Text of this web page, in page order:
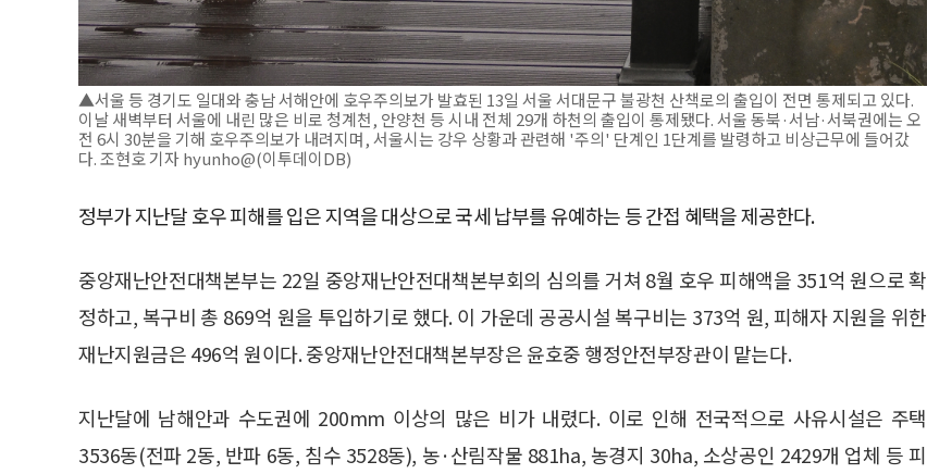
▲서울 등 경기도 일대와 충남 서해안에 호우주의보가 발효된 13일 서울 서대문구 불광천 산책로의 출입이 전면 통제되고 있다.
이날 새벽부터 서울에 내린 많은 비로 청계천, 안양천 등 시내 전체 29개 하천의 출입이 통제됐다. 서울 동북·서남·서북권에는 오
전 6시 30분을 기해 호우주의보가 내려지며, 서울시는 강우 상황과 관련해 '주의' 단계인 1단계를 발령하고 비상근무에 들어갔
다. 조현호 기자 hyunho@(이투데이DB)
정부가 지난달 호우 피해를 입은 지역을 대상으로 국세 납부를 유예하는 등 간접 혜택을 제공한다.
중앙재난안전대책본부는 22일 중앙재난안전대책본부회의 심의를 거쳐 8월 호우 피해액을 351억 원으로 확
정하고, 복구비 총 869억 원을 투입하기로 했다. 이 가운데 공공시설 복구비는 373억 원, 피해자 지원을 위한
재난지원금은 496억 원이다. 중앙재난안전대책본부장은 윤호중 행정안전부장관이 맡는다.
지난달에 남해안과 수도권에 200mm 이상의 많은 비가 내렸다. 이로 인해 전국적으로 사유시설은 주택
3536동(전파 2동, 반파 6동, 침수 3528동), 농·산림작물 881ha, 농경지 30ha, 소상공인 2429개 업체 등 피